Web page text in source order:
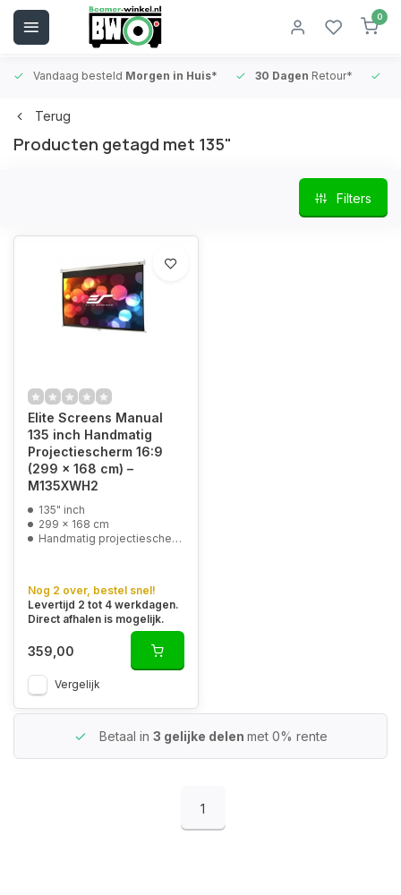
0
Vandaag besteld Morgen in Huis* 30 Dagen Retour*
Terug
Producten getagd met 135"
Filters
Elite Screens Manual
135 inch Handmatig
Projectiescherm 16:9
(299 x 168 cm) –
M135XWH2
135" inch
299 x 168 cm
Handmatig projectiescherm
Nog 2 over, bestel snel!
Levertijd 2 tot 4 werkdagen.
Direct afhalen is mogelijk.
359,00
Vergelijk
Betaal in 3 gelijke delen met 0% rente
1